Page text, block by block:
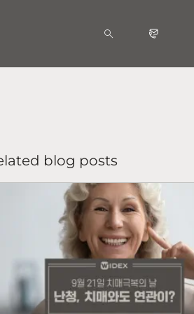
blog posts